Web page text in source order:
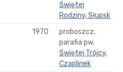
Świętej
Rodziny, Słupsk
1970
proboszcz,
parafia pw.
Świętej Trójcy,
Czaplinek